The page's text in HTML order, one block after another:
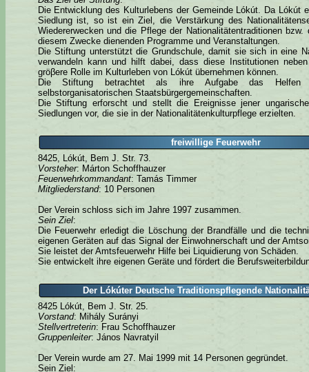
Die Entwicklung des Kulturlebens der Gemeinde Lókút. Da Lókút
Siedlung ist, so ist ein Ziel, die Verstärkung des
Wiedererwecken und die Pflege der Nationalitätentraditionen bzw.
diesem Zwecke dienenden Programme und Veranstaltungen.
Die Stiftung unterstützt die Grundschule, damit sie sich in eine
verwandeln kann und hilft dabei, dass diese Institutionen
gröβere Rolle im Kulturleben von Lókút übernehmen können.
Die Stiftung betrachtet als ihre Aufgabe das Helfen
selbstorganisatorischen Staatsbürgergemeinschaften.
Die Stiftung erforscht und stellt die Ereignisse jener
Siedlungen vor, die sie in der Nationalitätenkulturpflege erzielten.
freiwillige Feuerwehr
8425, Lókút, Bem J. Str. 73.
Vorsteher: Márton Schoffhauzer
Feuerwehrkommandant: Tamás Timmer
Mitgliederstand: 10 Personen
Der Verein schloss sich im Jahre 1997 zusammen.
Sein Ziel:
Die Feuerwehr erledigt die Löschung der Brandfälle und die
eigenen Geräten auf das Signal der Einwohnerschaft und der
Sie leistet der Amtsfeuerwehr Hilfe bei Liquidierung von Schäden.
Sie entwickelt ihre eigenen Geräte und fördert die
Der Lókúter Deutsche Traditionspflegende
8425 Lókút, Bem J. Str. 25.
Vorstand: Mihály Surányi
Stellvertreterin: Frau Schoffhauzer
Gruppenleiter: János Navratyil
Der Verein wurde am 27. Mai 1999 mit 14 Personen gegründet.
Sein Ziel: